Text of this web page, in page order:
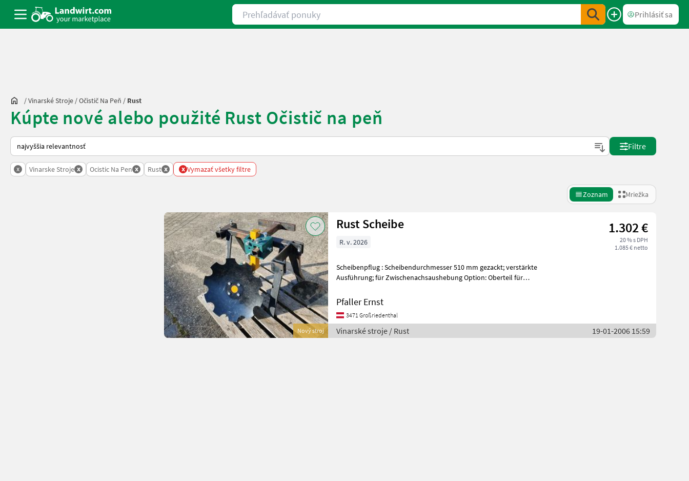
Prehľadávať ponuky
Prihlásiť sa
/Vinarské Stroje /Očistič Na Peň / Rust
Kúpte nové alebo použité Rust Očistič na peň
Takto sa vykonáva triedenie na Landwirt.com
Filtre
x Vinarske Stroje x Ocistic Na Pen x Rust x x Vymazať všetky filtre
Zoznam Mriežka
Nový stroj
Rust Scheibe 1.302 €
20 % s DPH
1.085 € netto
R. v. 2026
Scheibenpflug : Scheibendurchmesser 510 mm gezackt; verstärkte
Ausführung; für Zwischenachsaushebung Option: Oberteil für
Pfaller Ernst
3471 Großriedenthal
Vinarské stroje / Rust 19-01-2006 15:59